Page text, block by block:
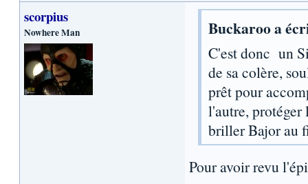
scorpius
Nowhere Man Buckaroo a
C'est donc un
de sa colère,
prêt pour
l'autre,
briller Bajor au
Pour avoir revu